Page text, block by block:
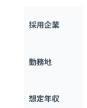
採用企業
勤務地
想定年収